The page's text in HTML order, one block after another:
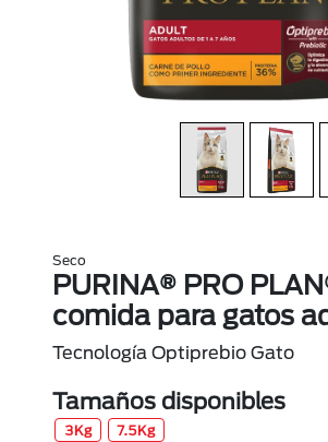
Seco
PURINA® PRO
comida para gatos
Tecnología Optiprebio Gato
Tamaños disponibles
3Kg 7.5Kg